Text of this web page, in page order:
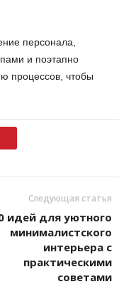
персонала,
и поэтапно
процессов, чтобы
Следующая статья
идей для уютного
минималистского
интерьера с
практическими
советами